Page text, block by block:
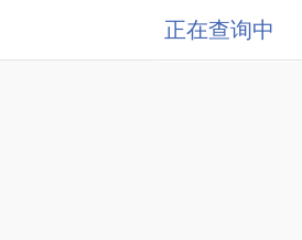
正在查询中